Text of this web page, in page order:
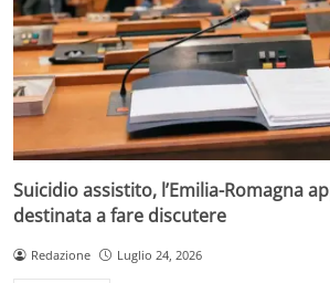
Suicidio assistito, l’Emilia-Romagna
destinata a fare discutere
Redazione Luglio 24, 2026